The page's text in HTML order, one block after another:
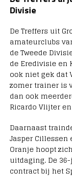
Divisie
De Treffers uit
amateurclubs
de Tweede
de Eredivisie en
ook niet gek dat
zomer trainer is
dan ook
Ricardo Vlijter
Daarnaast
Jasper
Oranje hoopt
uitdaging. De
contract bij het